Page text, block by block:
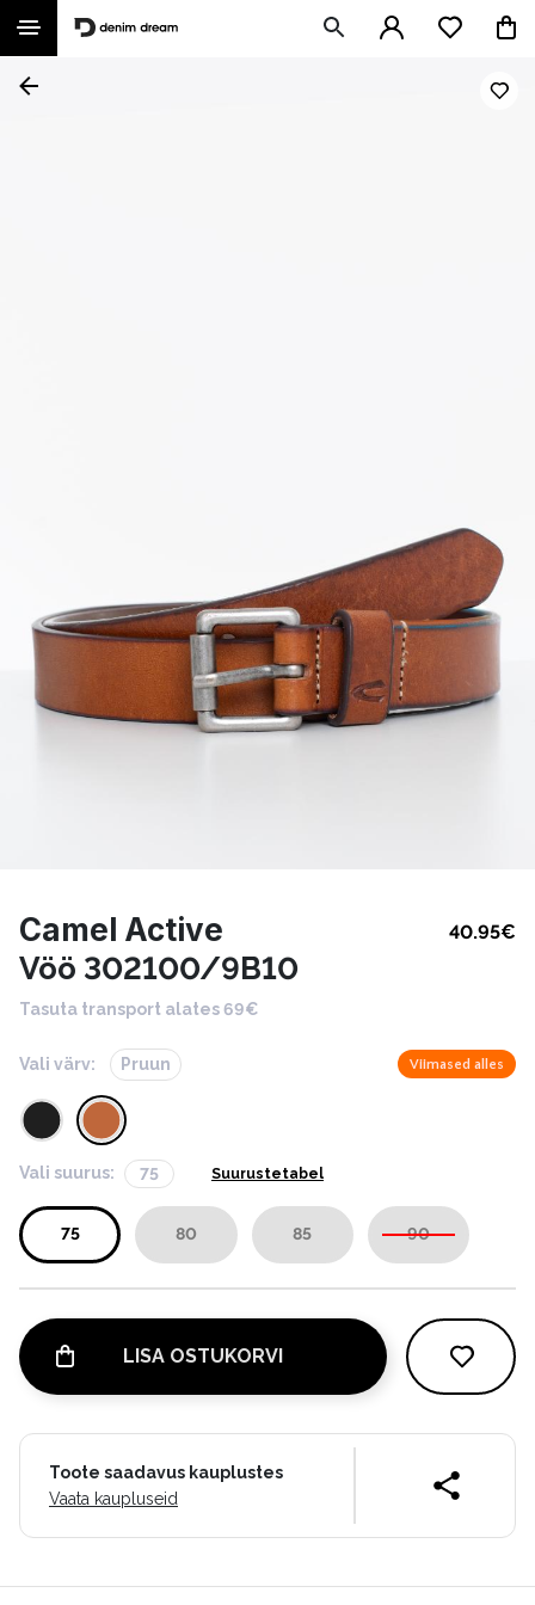
Camel Active 40.95€
Vöö 302100/9B10
Tasuta transport alates 69€
Vali värv: Pruun Viimased alles
Vali suurus: 75 Suurustetabel
75 80 85 90
LISA OSTUKORVI
Toote saadavus kauplustes
Vaata kaupluseid